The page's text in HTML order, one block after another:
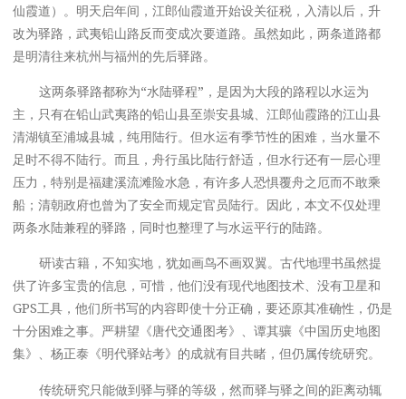
仙霞道）。明天启年间，江郎仙霞道开始设关征税，入清以后，升
改为驿路，武夷铅山路反而变成次要道路。虽然如此，两条道路都
是明清往来杭州与福州的先后驿路。
这两条驿路都称为“水陆驿程”，是因为大段的路程以水运为
主，只有在铅山武夷路的铅山县至崇安县城、江郎仙霞路的江山县
清湖镇至浦城县城，纯用陆行。但水运有季节性的困难，当水量不
足时不得不陆行。而且，舟行虽比陆行舒适，但水行还有一层心理
压力，特别是福建溪流滩险水急，有许多人恐惧覆舟之厄而不敢乘
船；清朝政府也曾为了安全而规定官员陆行。因此，本文不仅处理
两条水陆兼程的驿路，同时也整理了与水运平行的陆路。
研读古籍，不知实地，犹如画鸟不画双翼。古代地理书虽然提
供了许多宝贵的信息，可惜，他们没有现代地图技术、没有卫星和
GPS工具，他们所书写的内容即使十分正确，要还原其准确性，仍是
十分困难之事。严耕望《唐代交通图考》、谭其骧《中国历史地图
集》、杨正泰《明代驿站考》的成就有目共睹，但仍属传统研究。
传统研究只能做到驿与驿的等级，然而驿与驿之间的距离动辄